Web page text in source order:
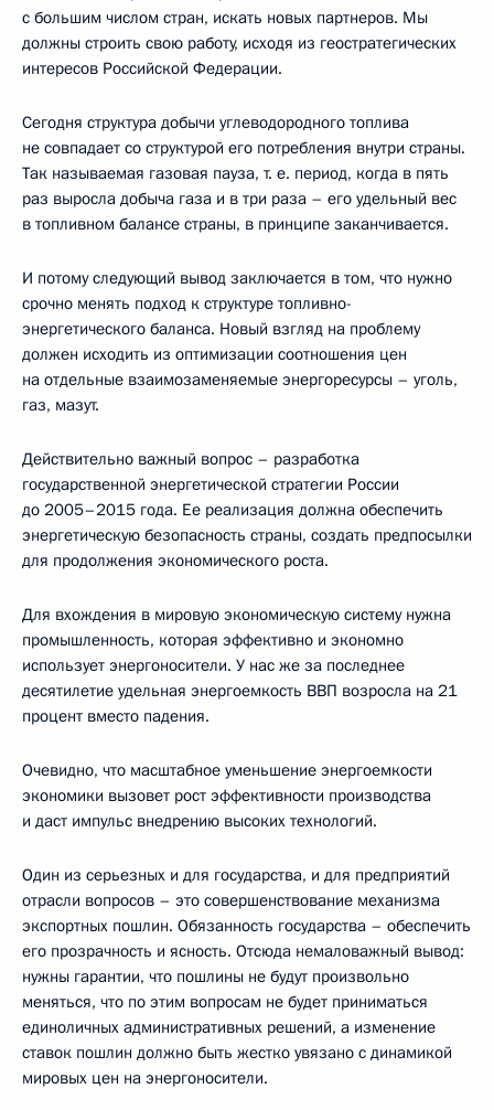
с большим числом стран, искать новых партнеров. Мы
должны строить свою работу, исходя из геостратегических
интересов Российской Федерации.
Сегодня структура добычи углеводородного топлива
не совпадает со структурой его потребления внутри страны.
Так называемая газовая пауза, т. е. период, когда в пять
раз выросла добыча газа и в три раза – его удельный вес
в топливном балансе страны, в принципе заканчивается.
И потому следующий вывод заключается в том, что нужно
срочно менять подход к структуре топливно-
энергетического баланса. Новый взгляд на проблему
должен исходить из оптимизации соотношения цен
на отдельные взаимозаменяемые энергоресурсы – уголь,
газ, мазут.
Действительно важный вопрос – разработка
государственной энергетической стратегии России
до 2005–2015 года. Ее реализация должна обеспечить
энергетическую безопасность страны, создать предпосылки
для продолжения экономического роста.
Для вхождения в мировую экономическую систему нужна
промышленность, которая эффективно и экономно
использует энергоносители. У нас же за последнее
десятилетие удельная энергоемкость ВВП возросла на 21
процент вместо падения.
Очевидно, что масштабное уменьшение энергоемкости
экономики вызовет рост эффективности производства
и даст импульс внедрению высоких технологий.
Один из серьезных и для государства, и для предприятий
отрасли вопросов – это совершенствование механизма
экспортных пошлин. Обязанность государства – обеспечить
его прозрачность и ясность. Отсюда немаловажный вывод:
нужны гарантии, что пошлины не будут произвольно
меняться, что по этим вопросам не будет приниматься
единоличных административных решений, а изменение
ставок пошлин должно быть жестко увязано с динамикой
мировых цен на энергоносители.